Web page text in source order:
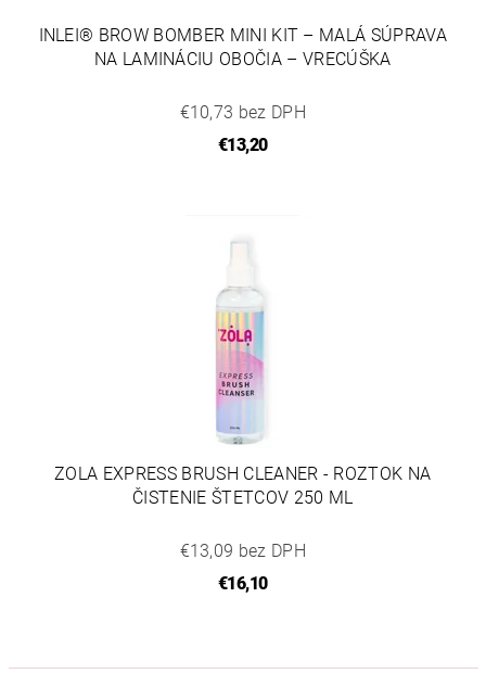
INLEI® BROW BOMBER MINI KIT – MALÁ SÚPRAVA
NA LAMINÁCIU OBOČIA – VRECÚŠKA
€10,73 bez DPH
€13,20
ZOLA EXPRESS BRUSH CLEANER - ROZTOK NA
ČISTENIE ŠTETCOV 250 ML
€13,09 bez DPH
€16,10